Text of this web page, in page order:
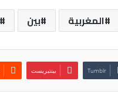
المغربية بين
بينتيريست